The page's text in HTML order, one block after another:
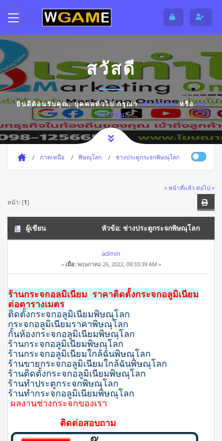
สวัสดี
ยินดีต้อนรับคุณ,บุคคลทั่วไปกรุณาเข้าสู่ระบบหรือลง
ทะเบียน
ภาคเหนือ พิษณุโลก ช่างประตูกระจกพิษณุโลก
« หน้าที่แล้ว ต่อไป »
หน้า: [1]
ผู้เขียน หัวข้อ: ช่างประตูกระจกพิษณุโลก
admin
« เมื่อ:พฤษภาคม 26, 2022, 09:33:39 AM »
ร้านกระจกอลูมิเนียม ราคาติดตั้งกระจกอลูมิเนียม
ต่อตารางเมตร
ติดตั้งกระจกอลูมิเนียมพิษณุโลก
กระจกอลูมิเนียมราคาพิษณุโลก
กั้นห้องกระจกอลูมิเนียมพิษณุโลก
ร้านกระจกอลูมิเนียมพิษณุโลก
ร้านกระจกอลูมิเนียมใกล้ฉันพิษณุโลก
ร้านขายกระจกอลูมิเนียมใกล้ฉันพิษณุโลก
ร้านติดตั้งกระจกอลูมิเนียมพิษณุโลก
ร้านทําประตูกระจกพิษณุโลก
ร้านทํากระจกอลูมิเนียมพิษณุโลก
ผลงานช่างกระจกของเรา
ติดต่อสอบถาม